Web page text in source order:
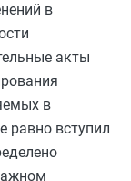
в
акты
в
равно вступил